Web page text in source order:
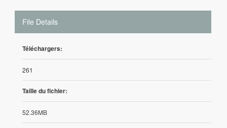
File Details
Téléchargers:
261
Taille du fichier:
52.36MB